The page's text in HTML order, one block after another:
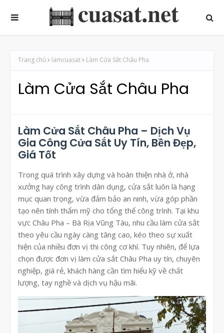
Trang chủ lamcuasat Làm Cửa Sắt Châu Pha
Làm Cửa Sắt Châu Pha
Làm Cửa Sắt Châu Pha – Dịch Vụ
Gia Công Cửa Sắt Uy Tín, Bền Đẹp,
Giá Tốt
Trong quá trình xây dựng và hoàn thiện nhà ở, nhà
xưởng hay công trình dân dụng, cửa sắt luôn là hạng
mục quan trọng, vừa đảm bảo an ninh, vừa góp phần
tạo nên tính thẩm mỹ cho tổng thể công trình. Tại khu
vực Châu Pha – Bà Rịa Vũng Tàu, nhu cầu làm cửa sắt
theo yêu cầu ngày càng tăng cao, kéo theo sự xuất
hiện của nhiều đơn vị thi công cơ khí. Tuy nhiên, để lựa
chọn được đơn vị làm cửa sắt Châu Pha uy tín, chuyên
nghiệp, giá rẻ, khách hàng cần tìm hiểu kỹ về chất
lượng, tay nghề và dịch vụ hậu mãi.